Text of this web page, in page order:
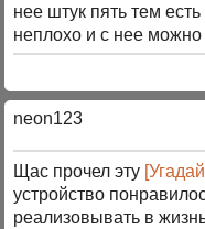
нее штук пять тем
неплохо и с нее
neon123
Щас прочел эту
устройство
реализовывать в